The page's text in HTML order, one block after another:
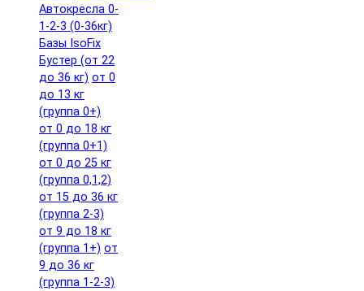
Автокресла 0-
1-2-3 (0-36кг)
Базы IsoFix
Бустер (от 22
до 36 кг) от 0
до 13 кг
(группа 0+)
от 0 до 18 кг
(группа 0+1)
от 0 до 25 кг
(группа 0,1,2)
от 15 до 36 кг
(группа 2-3)
от 9 до 18 кг
(группа 1+) от
9 до 36 кг
(группа 1-2-3)